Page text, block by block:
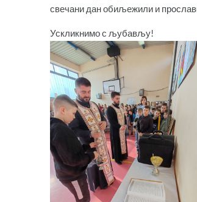
свечани дан обиљежили и
Ускликнимо с љубављу!